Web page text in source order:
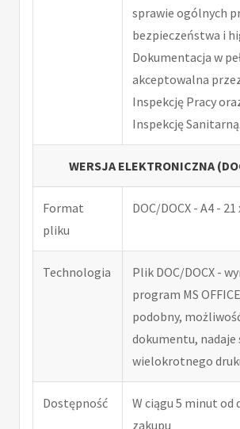
sprawie ogólnych
bezpieczeństwa i
Dokumentacja w
akceptowalna
Inspekcję Pracy
Inspekcję Sanitarną.
WERSJA ELEKTRONICZNA
Format
pliku
DOC/DOCX - A4 -
Technologia
Plik DOC/DOCX -
program MS
podobny,
dokumentu, nadaje
wielokrotnego
Dostępność
W ciągu 5 minut od
zakupu